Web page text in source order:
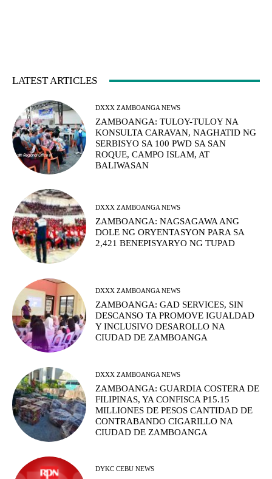
LATEST ARTICLES
DXXX ZAMBOANGA NEWS
ZAMBOANGA: TULOY-TULOY NA
KONSULTA CARAVAN, NAGHATID NG
SERBISYO SA 100 PWD SA SAN
ROQUE, CAMPO ISLAM, AT
BALIWASAN
DXXX ZAMBOANGA NEWS
ZAMBOANGA: NAGSAGAWA ANG
DOLE NG ORYENTASYON PARA SA
2,421 BENEPISYARYO NG TUPAD
DXXX ZAMBOANGA NEWS
ZAMBOANGA: GAD SERVICES, SIN
DESCANSO TA PROMOVE IGUALDAD
Y INCLUSIVO DESAROLLO NA
CIUDAD DE ZAMBOANGA
DXXX ZAMBOANGA NEWS
ZAMBOANGA: GUARDIA COSTERA DE
FILIPINAS, YA CONFISCA P15.15
MILLIONES DE PESOS CANTIDAD DE
CONTRABANDO CIGARILLO NA
CIUDAD DE ZAMBOANGA
DYKC CEBU NEWS